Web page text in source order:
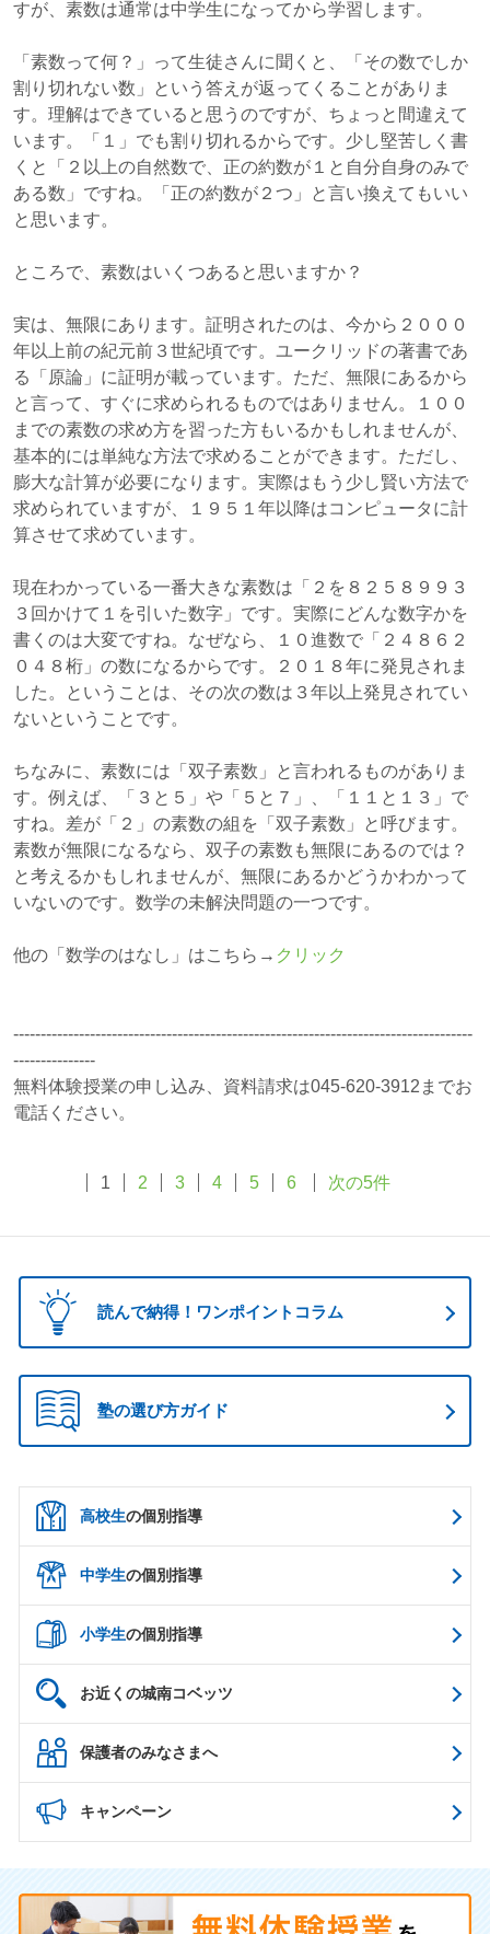
すが、素数は通常は中学生になってから学習します。
「素数って何？」って生徒さんに聞くと、「その数でしか
割り切れない数」という答えが返ってくることがありま
す。理解はできていると思うのですが、ちょっと間違えて
います。「１」でも割り切れるからです。少し堅苦しく書
くと「２以上の自然数で、正の約数が１と自分自身のみで
ある数」ですね。「正の約数が２つ」と言い換えてもいい
と思います。
ところで、素数はいくつあると思いますか？
実は、無限にあります。証明されたのは、今から２０００
年以上前の紀元前３世紀頃です。ユークリッドの著書であ
る「原論」に証明が載っています。ただ、無限にあるから
と言って、すぐに求められるものではありません。１００
までの素数の求め方を習った方もいるかもしれませんが、
基本的には単純な方法で求めることができます。ただし、
膨大な計算が必要になります。実際はもう少し賢い方法で
求められていますが、１９５１年以降はコンピュータに計
算させて求めています。
現在わかっている一番大きな素数は「２を８２５８９９３
３回かけて１を引いた数字」です。実際にどんな数字かを
書くのは大変ですね。なぜなら、１０進数で「２４８６２
０４８桁」の数になるからです。２０１８年に発見されま
した。ということは、その次の数は３年以上発見されてい
ないということです。
ちなみに、素数には「双子素数」と言われるものがありま
す。例えば、「３と５」や「５と７」、「１１と１３」で
すね。差が「２」の素数の組を「双子素数」と呼びます。
素数が無限になるなら、双子の素数も無限にあるのでは？
と考えるかもしれませんが、無限にあるかどうかわかって
いないのです。数学の未解決問題の一つです。
他の「数学のはなし」はこちら→ クリック
------------------------------------------------------------------------------------
---------------
無料体験授業の申し込み、資料請求は045-620-3912までお
電話ください。
1 2 3 4 5 6 次の5件
読んで納得！ワンポイントコラム
塾の選び方ガイド
高校生の個別指導
中学生の個別指導
小学生の個別指導
お近くの城南コベッツ
保護者のみなさまへ
キャンペーン